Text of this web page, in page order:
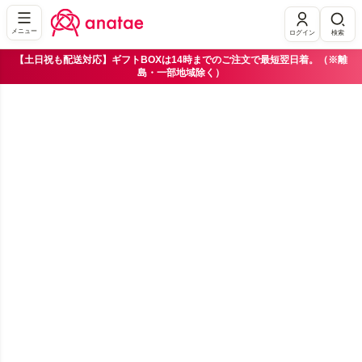
メニュー ログイン 検索
【土日祝も配送対応】ギフトBOXは14時までのご注文で最短翌日着。（※離
島・一部地域除く）